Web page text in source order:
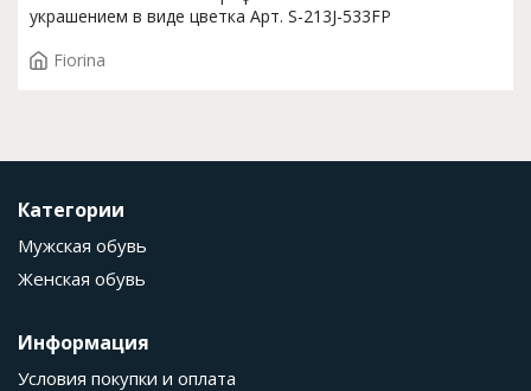
украшением в виде цветка Арт. S-213J-533FP
Fiorina
Категории
Мужская обувь
Женская обувь
Информация
Условия покупки и оплата